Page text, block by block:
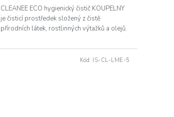
CLEANEE ECO hygienický čistič KOUPELNY
je čisticí prostředek složený z čistě
přírodních látek, rostlinných výtažků a olejů.
Kód: IS-CL-LME-5